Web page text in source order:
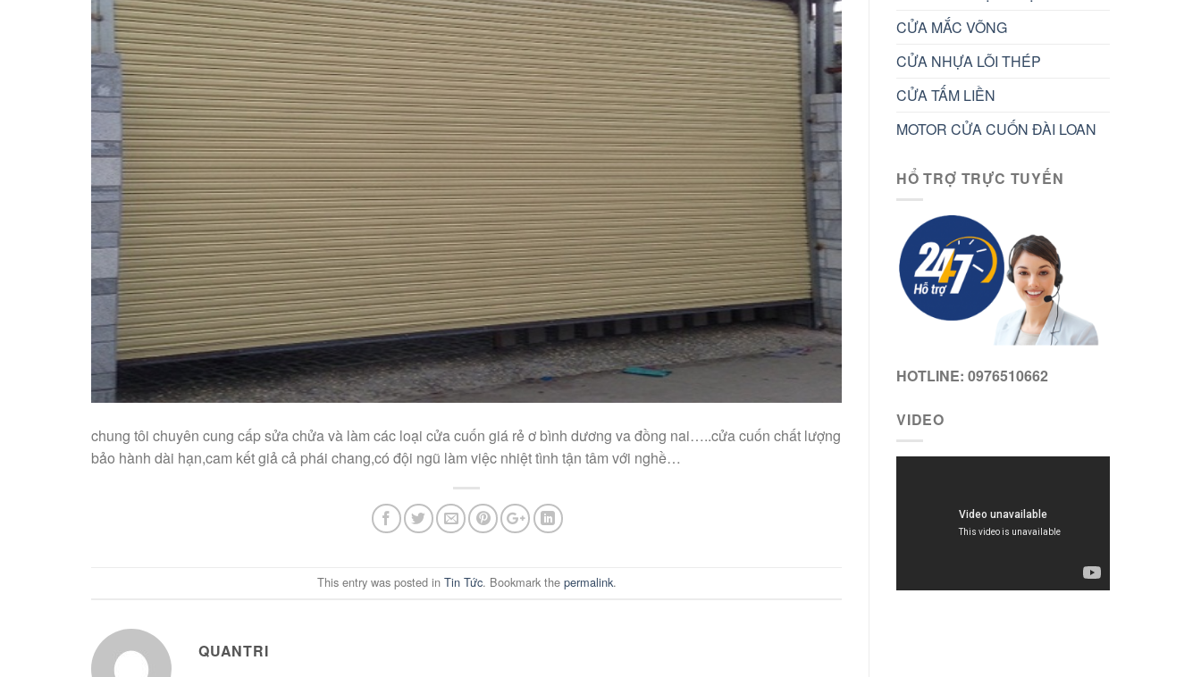
chung tôi chuyên cung cấp sửa chửa và làm các loại cửa cuốn giá rẻ ơ bình dương va đồng nai…..cửa cuốn chất lượng
bảo hành dài hạn,cam kết giả cả phái chang,có đội ngũ làm việc nhiệt tình tận tâm với nghề…
This entry was posted in Tin Tức. Bookmark the permalink.
QUANTRI
CỬA MẮC VÕNG
CỬA NHỰA LÕI THÉP
CỬA TẤM LIỀN
MOTOR CỬA CUỐN ĐÀI LOAN
HỔ TRỢ TRỰC TUYẾN
HOTLINE: 0976510662
VIDEO